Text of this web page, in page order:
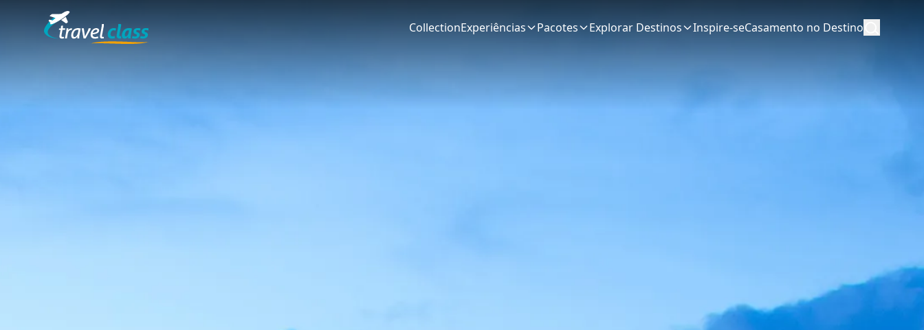
CollectionExperiências Pacotes Explorar Destinos Inspire-seCasamento no Destino